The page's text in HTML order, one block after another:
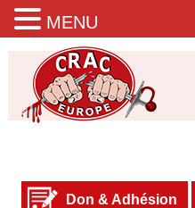
Don & Adhésion
MENU